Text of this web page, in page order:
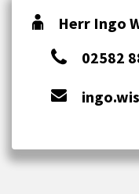
Herr Ingo
02582